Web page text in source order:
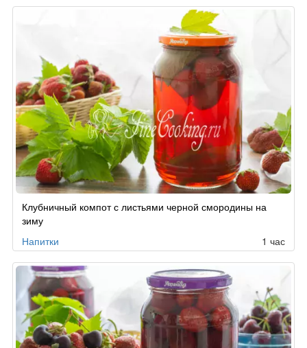
Клубничный компот с листьями черной смородины на
зиму
Напитки
1 час